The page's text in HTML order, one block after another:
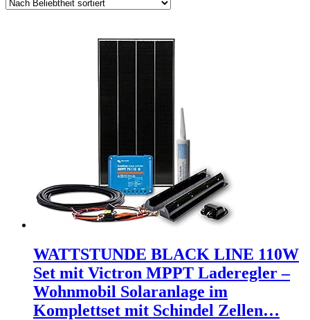
WATTSTUNDE BLACK LINE 110W
Set mit Victron MPPT Laderegler –
Wohnmobil Solaranlage im
Komplettset mit Schindel Zellen…